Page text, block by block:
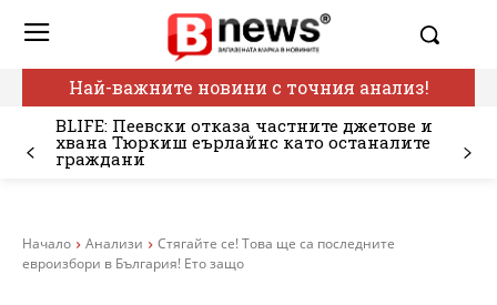
Най-важните новини с точния анализ!
BLIFE: Пеевски отказа частните джетове и
хвана Тюркиш еърлайнс като останалите
граждани
Начало Анализи
Стягайте се! Това ще са последните
евроизбори в България! Ето защо